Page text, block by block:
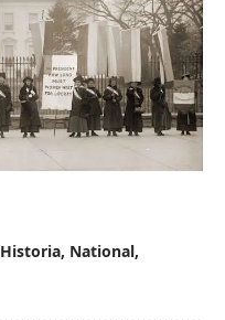
Historia, National,